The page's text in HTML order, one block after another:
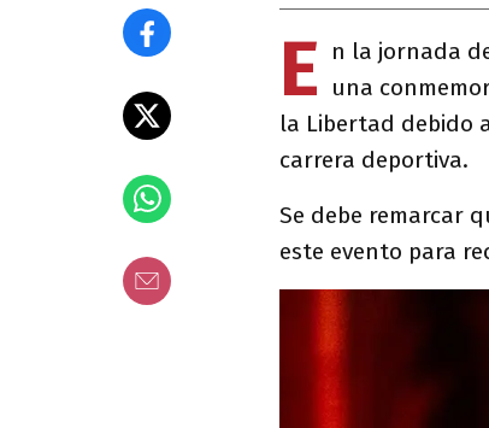
E n la jornada
una
la Libertad debido
carrera deportiva.
Se debe remarcar
este evento para